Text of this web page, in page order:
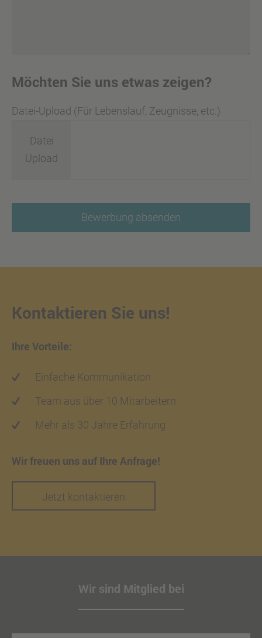
Möchten Sie uns etwas zeigen?
Datei-Upload (Für Lebenslauf, Zeugnisse, etc.)
Datei
Upload
Bewerbung absenden
Kontaktieren Sie uns!
Ihre Vorteile:
Einfache Kommunikation
Team aus über 10 Mitarbeitern
Mehr als 30 Jahre Erfahrung
Wir freuen uns auf Ihre Anfrage!
Jetzt kontaktieren
Wir sind Mitglied bei